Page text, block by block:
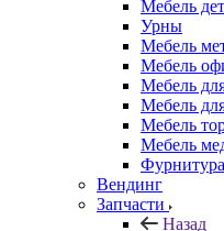
Мебель
Урны
Мебель
Мебель
Мебель
Мебель
Мебель
Мебель
Фурнитура
Вендинг
Запчасти
Назад